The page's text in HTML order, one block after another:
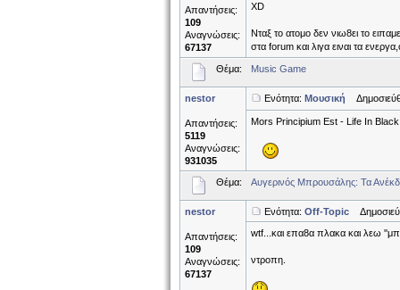
Απαντήσεις:
109
Αναγνώσεις:
67137
XD
Νταξ το ατομο δεν νιω8ει το
στα forum και λιγα ειναι τα
Θέμα: Music Game
nestor
Απαντήσεις:
5119
Αναγνώσεις:
931035
Ενότητα: Μουσική
Mors Principium Est - Life In Black
Θέμα: Αυγερινός Μπρουσάλης: Τα
nestor
Απαντήσεις:
109
Αναγνώσεις:
67137
Ενότητα: Off-Topic
wtf...και επα8α πλακα και λεω
ντροπη.